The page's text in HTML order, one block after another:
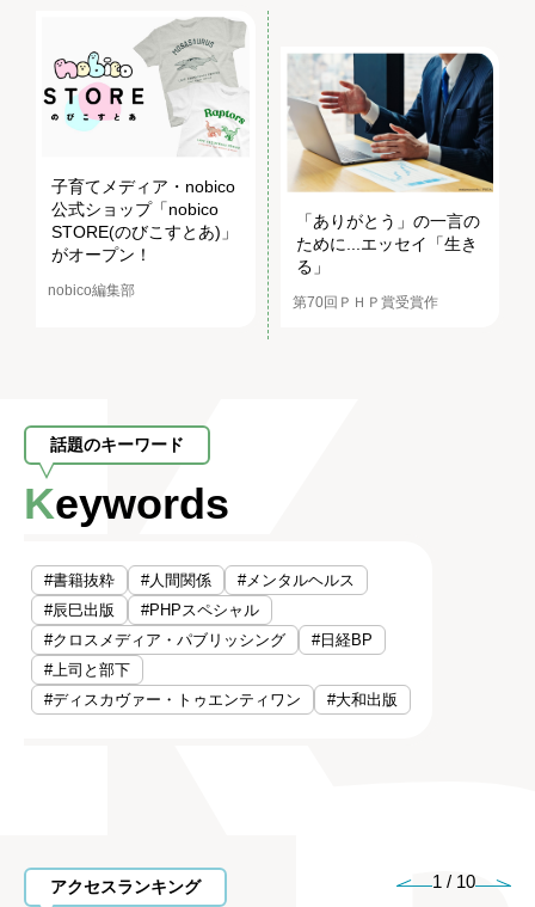
子育てメディア・nobico
公式ショップ「nobico
STORE(のびこすとあ)」
がオープン！
nobico編集部
「ありがとう」の一言の
ために...エッセイ「生き
る」
第70回ＰＨＰ賞受賞作
話題のキーワード
Keywords
#書籍抜粋 #人間関係
#メンタルヘルス
#辰巳出版
#PHPスペシャル
#クロスメディア・パブリッシング
#日経BP
#上司と部下
#ディスカヴァー・トゥエンティワン
#大和出版
アクセスランキング 1 / 10